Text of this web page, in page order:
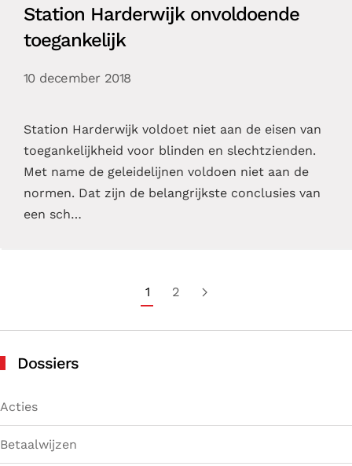
Station Harderwijk onvoldoende
toegankelijk
10 december 2018
Station Harderwijk voldoet niet aan de eisen van
toegankelijkheid voor blinden en slechtzienden.
Met name de geleidelijnen voldoen niet aan de
normen. Dat zijn de belangrijkste conclusies van
een sch…
1 2
Dossiers
Acties
Betaalwijzen